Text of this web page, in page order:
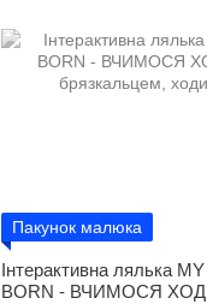
Пакунок малюка
Інтерактивна лялька
BORN - ВЧИМОСЯ